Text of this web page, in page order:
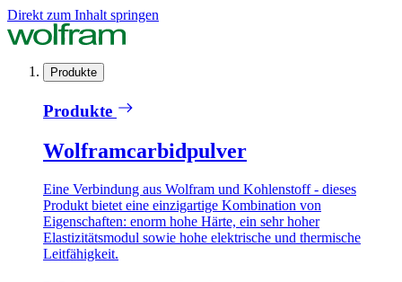
Direkt zum Inhalt springen
Produkte
Produkte
Wolframcarbidpulver
Eine Verbindung aus Wolfram und Kohlenstoff - dieses
Produkt bietet eine einzigartige Kombination von
Eigenschaften: enorm hohe Härte, ein sehr hoher
Elastizitätsmodul sowie hohe elektrische und thermische
Leitfähigkeit.